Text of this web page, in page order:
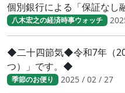
個別銀行による「保証なし
八木宏之の経済時事ウォッチ
◆二十四節気◆令和7年（
つ）」です。◆
季節のお便り 2025 / 02 / 27